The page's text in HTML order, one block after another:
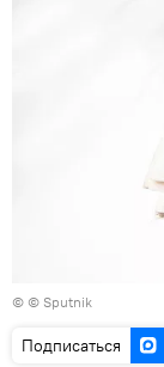
© © Sputnik
Подписаться